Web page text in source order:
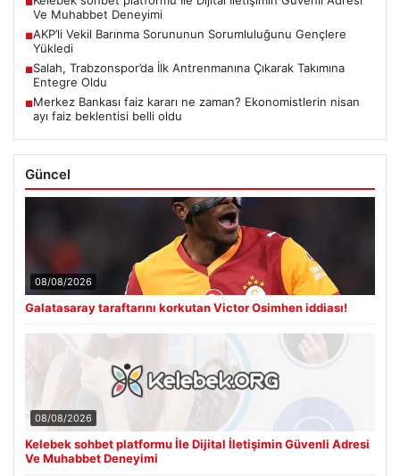
Ve Muhabbet Deneyimi
■AKP’li Vekil Barınma Sorununun Sorumluluğunu Gençlere
Yükledi
■Salah, Trabzonspor’da İlk Antrenmanına Çıkarak Takımına
Entegre Oldu
■Merkez Bankası faiz kararı ne zaman? Ekonomistlerin nisan
ayı faiz beklentisi belli oldu
Güncel
08/08/2026
Galatasaray taraftarını korkutan Victor Osimhen iddiası!
08/08/2026
Kelebek sohbet platformu İle Dijital İletişimin Güvenli Adresi
Ve Muhabbet Deneyimi